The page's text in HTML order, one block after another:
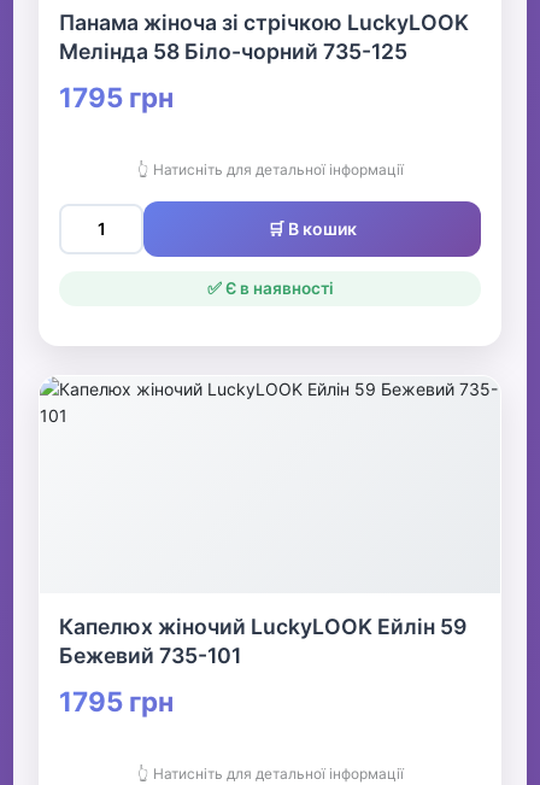
Панама жіноча зі стрічкою LuckyLOOK
Мелінда 58 Біло-чорний 735-125
1795 грн
👆 Натисніть для детальної інформації
🛒 В кошик
✅ Є в наявності
Капелюх жіночий LuckyLOOK Ейлін 59
Бежевий 735-101
1795 грн
👆 Натисніть для детальної інформації